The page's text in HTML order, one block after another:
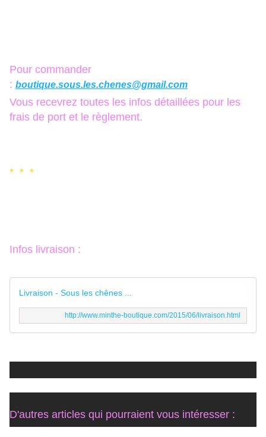
Pour commander
: boutique.sous.les.chenes@gmail.com
Vous recevrez toutes les infos détaillées pour les
frais de port et le règlement.
* * *
Infos livraison :
Livraison - Sous les chênes ...
http://www.minthe-boutique.com/2015/06/livraison.html
D'autres articles qui pourraient vous intéresser :